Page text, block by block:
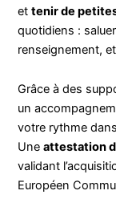
ettenir de
quotidiens :
renseignement,
Grâce à des
un
votre rythme
Uneattestation
validant
Européen